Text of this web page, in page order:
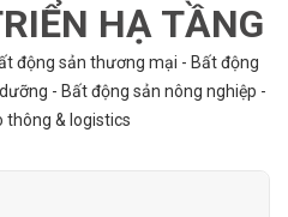
HẠ TẦNG
động sản thương mại - Bất động
- Bất động sản nông nghiệp -
thông & logistics